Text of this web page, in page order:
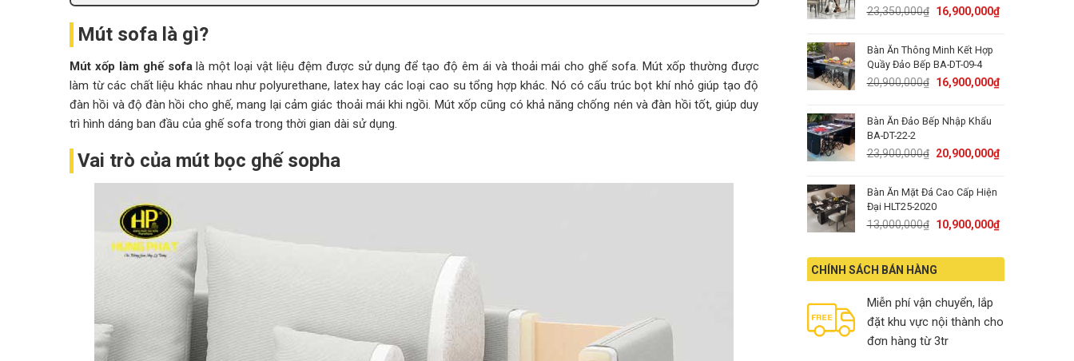
Mút sofa là gì?
Mút xốp làm ghế sofalà một loại vật liệu đệm được sử dụng để tạo độ êm ái và thoải mái cho ghế sofa. Mút xốp thường được
làm từ các chất liệu khác nhau như polyurethane, latex hay các loại cao su tổng hợp khác. Nó có cấu trúc bọt khí nhỏ giúp tạo độ
đàn hồi và độ đàn hồi cho ghế, mang lại cảm giác thoải mái khi ngồi. Mút xốp cũng có khả năng chống nén và đàn hồi tốt, giúp duy
trì hình dáng ban đầu của ghế sofa trong thời gian dài sử dụng.
Vai trò của mút bọc ghế sopha
23,350,000₫ Original
23,350,000₫.
16,900,000₫Current
Bàn Ăn Thông Minh Kết Hợp
Quầy Đảo Bếp BA-DT-09-4
20,900,000₫ Original
20,900,000₫.
16,900,000₫Current
Bàn Ăn Đảo Bếp Nhập Khẩu
BA-DT-22-2
23,900,000₫ Original
23,900,000₫.
20,900,000₫Current
Bàn Ăn Mặt Đá Cao Cấp Hiện
Đại HLT25-2020
13,000,000₫ Original
was:
13,000,000₫.
10,900,000₫Current
is:
CHÍNH SÁCH BÁN HÀNG
Miễn phí vận chuyển, lắp
đặt khu vực nội thành cho
đơn hàng từ 3tr